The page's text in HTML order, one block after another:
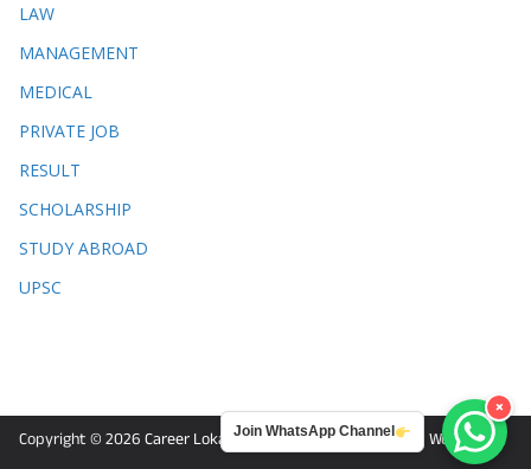
LAW
MANAGEMENT
MEDICAL
PRIVATE JOB
RESULT
SCHOLARSHIP
STUDY ABROAD
UPSC
Copyright © 2026 Career Lokam. Powered byColorMagand WordPress .
Join WhatsApp Channel
×